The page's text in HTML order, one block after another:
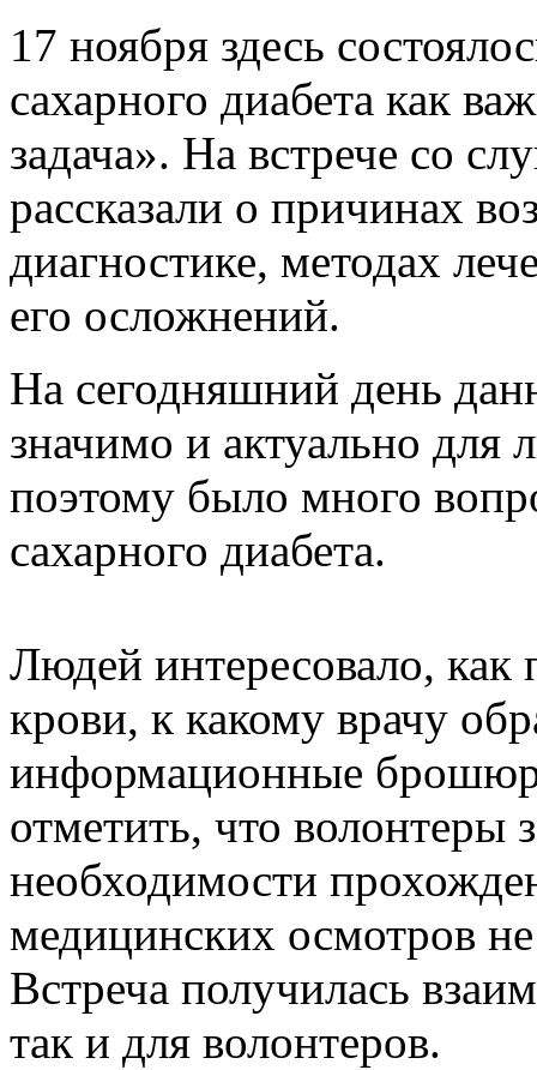
17 ноября здесь
сахарного диабета как
задача». На встрече со
рассказали о причинах
диагностике, методах
его осложнений.
На сегодняшний день
значимо и актуально для
поэтому было много
сахарного диабета.
Людей интересовало, как
крови, к какому врачу
информационные
отметить, что волонтеры
необходимости
медицинских осмотров
Встреча получилась
так и для волонтеров.